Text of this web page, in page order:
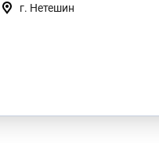
г. Нетешин